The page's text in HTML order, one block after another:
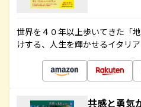
世界を４０年以上歩いてきた「
けする、人生を輝かせるイタリ
共感と勇気